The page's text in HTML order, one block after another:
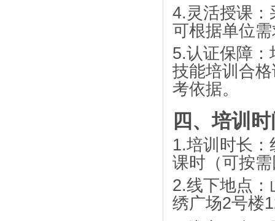
4. 灵活授课：
可根据单位
5.认证保障：
技能培训合
考依据。
四、培训
1.培训时长：
课时（可按
2.线下地点：
绣广场2号楼